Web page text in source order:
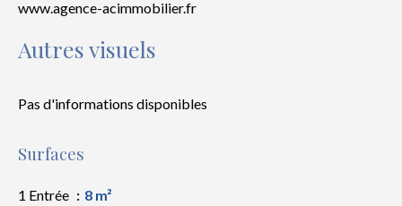
www.agence-acimmobilier.fr
Autres visuels
Pas d'informations disponibles
Surfaces
1 Entrée
8 m²